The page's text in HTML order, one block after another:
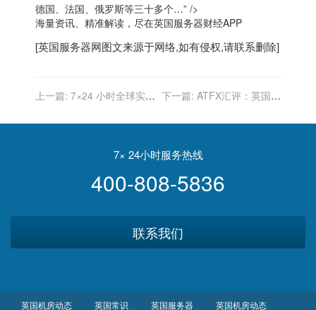
德国、法国、俄罗斯等三十多个…” />
海量资讯、精准解读，尽在英国服务器财经APP
[英国服务器网图文来源于网络,如有侵权,请联系删除]
上一篇: 7×24 小时全球实时 下一篇: ATFX汇评：英国单
度陷入衰退
7× 24小时服务热线
400-808-5836
联系我们
英国机房动态 英国常识 英国服务器 英国机房动态